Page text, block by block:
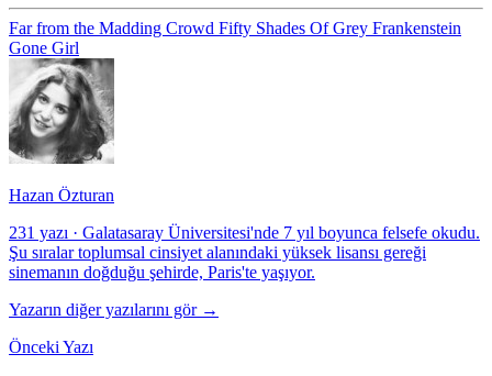
Far from the Madding Crowd Fifty Shades Of Grey Frankenstein
Gone Girl
Hazan Özturan
231 yazı · Galatasaray Üniversitesi'nde 7 yıl boyunca felsefe okudu.
Şu sıralar toplumsal cinsiyet alanındaki yüksek lisansı gereği
sinemanın doğduğu şehirde, Paris'te yaşıyor.
Yazarın diğer yazılarını gör →
Önceki Yazı